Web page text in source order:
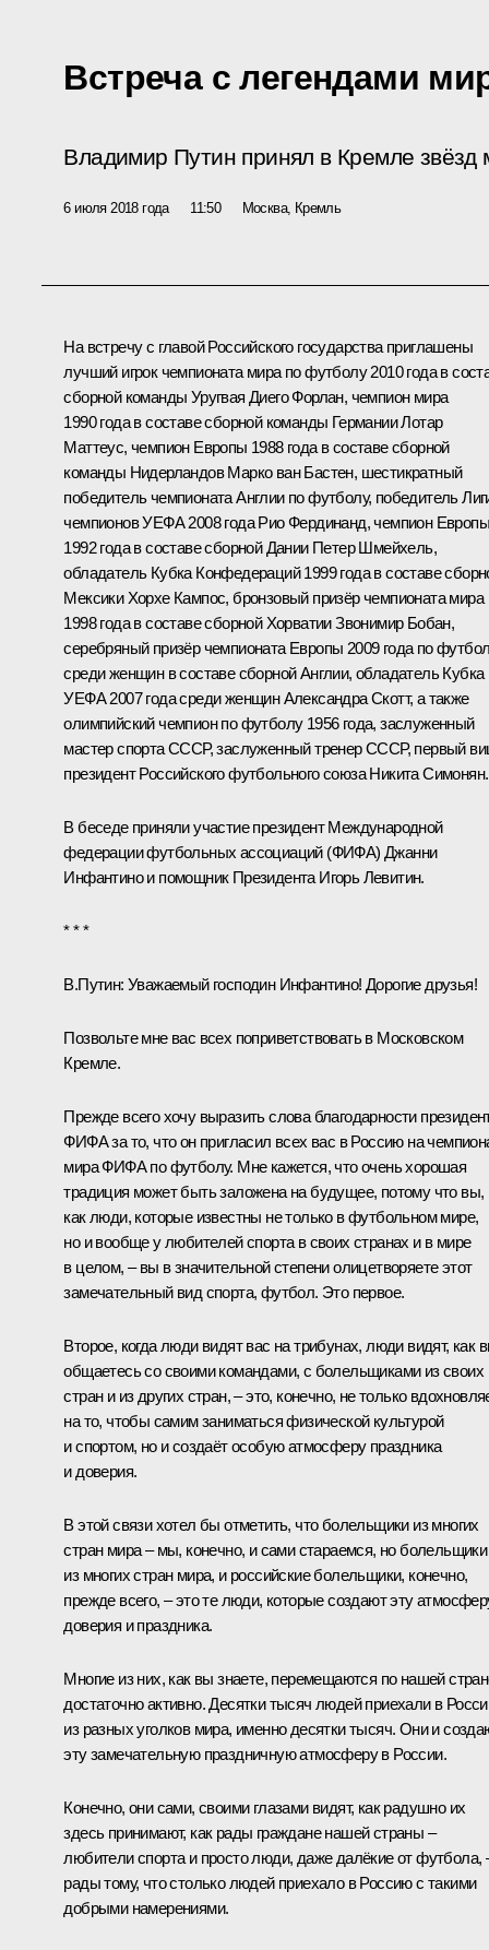
Встреча с легендами
Владимир Путин принял в Кремле звёзд
6 июля 2018 года 11:50 Москва, Кремль
На встречу с главой Российского государства приглашены
лучший игрок чемпионата мира по футболу 2010 года в
сборной команды Уругвая Диего Форлан, чемпион мира
1990 года в составе сборной команды Германии Лотар
Маттеус, чемпион Европы 1988 года в составе сборной
команды Нидерландов Марко ван Бастен, шестикратный
победитель чемпионата Англии по футболу, победитель
чемпионов УЕФА 2008 года Рио Фердинанд, чемпион Европы
1992 года в составе сборной Дании Петер Шмейхель,
обладатель Кубка Конфедераций 1999 года в составе
Мексики Хорхе Кампос, бронзовый призёр чемпионата мира
1998 года в составе сборной Хорватии Звонимир Бобан,
серебряный призёр чемпионата Европы 2009 года по
среди женщин в составе сборной Англии, обладатель Кубка
УЕФА 2007 года среди женщин Александра Скотт, а также
олимпийский чемпион по футболу 1956 года, заслуженный
мастер спорта СССР, заслуженный тренер СССР, первый
президент Российского футбольного союза Никита Симонян.
В беседе приняли участие президент Международной
федерации футбольных ассоциаций (ФИФА) Джанни
Инфантино и помощник Президента Игорь Левитин.
* * *
В.Путин: Уважаемый господин Инфантино! Дорогие друзья!
Позвольте мне вас всех поприветствовать в Московском
Кремле.
Прежде всего хочу выразить слова благодарности
ФИФА за то, что он пригласил всех вас в Россию на
мира ФИФА по футболу. Мне кажется, что очень хорошая
традиция может быть заложена на будущее, потому что вы,
как люди, которые известны не только в футбольном мире,
но и вообще у любителей спорта в своих странах и в мире
в целом, – вы в значительной степени олицетворяете этот
замечательный вид спорта, футбол. Это первое.
Второе, когда люди видят вас на трибунах, люди видят, как
общаетесь со своими командами, с болельщиками из своих
стран и из других стран, – это, конечно, не только
на то, чтобы самим заниматься физической культурой
и спортом, но и создаёт особую атмосферу праздника
и доверия.
В этой связи хотел бы отметить, что болельщики из многих
стран мира – мы, конечно, и сами стараемся, но болельщики
из многих стран мира, и российские болельщики, конечно,
прежде всего, – это те люди, которые создают эту
доверия и праздника.
Многие из них, как вы знаете, перемещаются по нашей
достаточно активно. Десятки тысяч людей приехали в
из разных уголков мира, именно десятки тысяч. Они и
эту замечательную праздничную атмосферу в России.
Конечно, они сами, своими глазами видят, как радушно их
здесь принимают, как рады граждане нашей страны –
любители спорта и просто люди, даже далёкие от футбола,
рады тому, что столько людей приехало в Россию с такими
добрыми намерениями.